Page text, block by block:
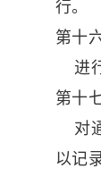
行。
第十
进行
第十
对
以记